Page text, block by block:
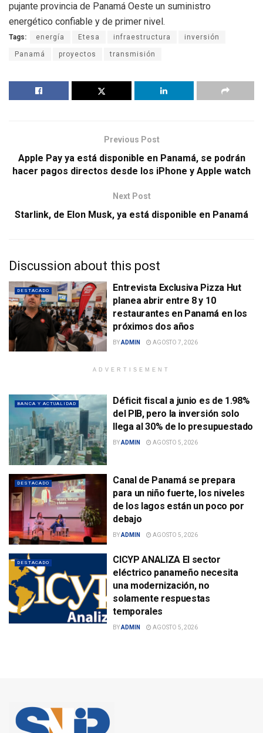
pujante provincia de Panamá Oeste un suministro
energético confiable y de primer nivel.
Tags: energía Etesa infraestructura inversión
Panamá proyectos transmisión
Previous Post
Apple Pay ya está disponible en Panamá, se podrán
hacer pagos directos desde los iPhone y Apple watch
Next Post
Starlink, de Elon Musk, ya está disponible en Panamá
Discussion about this post
DESTACADO
Entrevista Exclusiva Pizza Hut
planea abrir entre 8 y 10
restaurantes en Panamá en los
próximos dos años
BYADMIN AGOSTO 7, 2026
ADVERTISEMENT
BANCA Y ACTUALIDAD
Déficit fiscal a junio es de 1.98%
del PIB, pero la inversión solo
llega al 30% de lo presupuestado
BYADMIN AGOSTO 5, 2026
DESTACADO
Canal de Panamá se prepara
para un niño fuerte, los niveles
de los lagos están un poco por
debajo
BYADMIN AGOSTO 5, 2026
DESTACADO
CICYP ANALIZA El sector
eléctrico panameño necesita
una modernización, no
solamente respuestas
temporales
BYADMIN AGOSTO 5, 2026